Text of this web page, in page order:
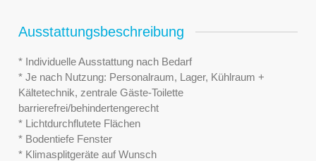
Ausstattungsbeschreibung
* Individuelle Ausstattung nach Bedarf
* Je nach Nutzung: Personalraum, Lager, Kühlraum +
Kältetechnik, zentrale Gäste-Toilette
barrierefrei/behindertengerecht
* Lichtdurchflutete Flächen
* Bodentiefe Fenster
* Klimasplitgeräte auf Wunsch